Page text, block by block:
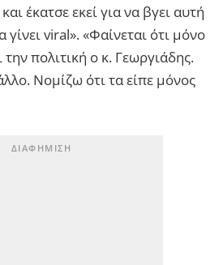
έκατσε εκεί για να βγει αυτή
viral». «Φαίνεται ότι μόνο
την πολιτική ο κ. Γεωργιάδης.
Νομίζω ότι τα είπε μόνος